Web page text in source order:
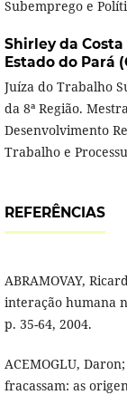
Subemprego e
Shirley da
Estado do Pará
Juíza do Trabalho
da 8ª Região.
Desenvolvimento
Trabalho e
REFERÊNCIAS
ABRAMOVAY,
interação humana
p. 35-64, 2004.
ACEMOGLU,
fracassam: as